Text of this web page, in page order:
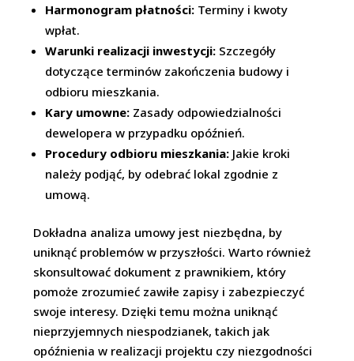
Harmonogram płatności: Terminy i kwoty
wpłat.
Warunki realizacji inwestycji: Szczegóły
dotyczące terminów zakończenia budowy i
odbioru mieszkania.
Kary umowne: Zasady odpowiedzialności
dewelopera w przypadku opóźnień.
Procedury odbioru mieszkania: Jakie kroki
należy podjąć, by odebrać lokal zgodnie z
umową.
Dokładna analiza umowy jest niezbędna, by
uniknąć problemów w przyszłości. Warto również
skonsultować dokument z prawnikiem, który
pomoże zrozumieć zawiłe zapisy i zabezpieczyć
swoje interesy. Dzięki temu można uniknąć
nieprzyjemnych niespodzianek, takich jak
opóźnienia w realizacji projektu czy niezgodności